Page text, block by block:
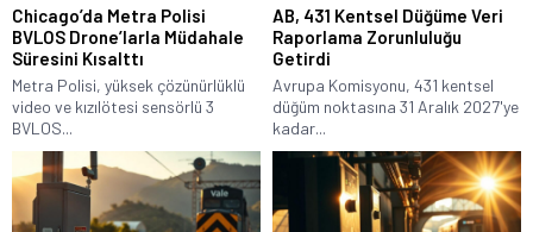
Chicago’da Metra Polisi
BVLOS Drone’larla Müdahale
Süresini Kısalttı
Metra Polisi, yüksek çözünürlüklü
video ve kızılötesi sensörlü 3
BVLOS...
AB, 431 Kentsel Düğüme Veri
Raporlama Zorunluluğu
Getirdi
Avrupa Komisyonu, 431 kentsel
düğüm noktasına 31 Aralık 2027'ye
kadar...